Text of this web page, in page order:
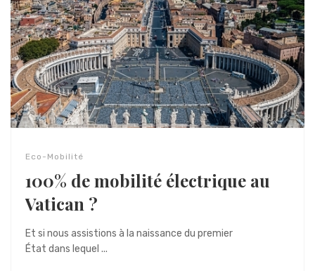
Eco-Mobilité
100% de mobilité électrique au
Vatican ?
Et si nous assistions à la naissance du premier
État dans lequel ...